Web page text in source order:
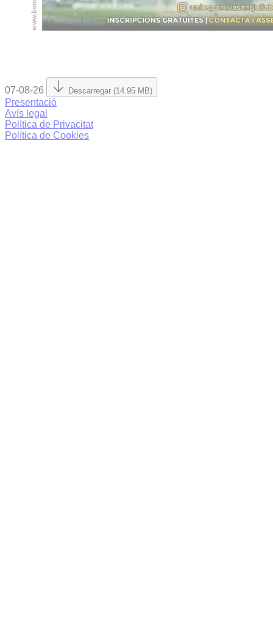
07-08-26 Descarregar (14.95 MB)
Presentació
Avís legal
Política de Privacitat
Política de Cookies